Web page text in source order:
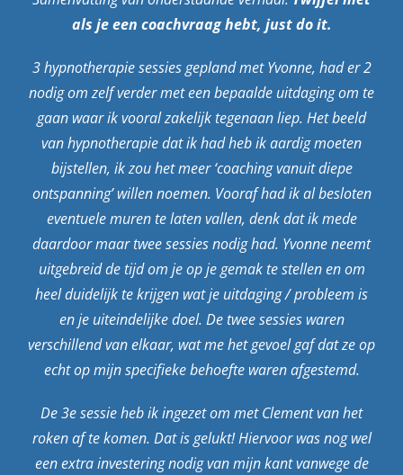
als je een coachvraag hebt, just do it.
3 hypnotherapie sessies gepland met Yvonne, had er 2
nodig om zelf verder met een bepaalde uitdaging om te
gaan waar ik vooral zakelijk tegenaan liep. Het beeld
van hypnotherapie dat ik had heb ik aardig moeten
bijstellen, ik zou het meer ‘coaching vanuit diepe
ontspanning’ willen noemen. Vooraf had ik al besloten
eventuele muren te laten vallen, denk dat ik mede
daardoor maar twee sessies nodig had. Yvonne neemt
uitgebreid de tijd om je op je gemak te stellen en om
heel duidelijk te krijgen wat je uitdaging / probleem is
en je uiteindelijke doel. De twee sessies waren
verschillend van elkaar, wat me het gevoel gaf dat ze op
echt op mijn specifieke behoefte waren afgestemd.
De 3e sessie heb ik ingezet om met Clement van het
roken af te komen. Dat is gelukt! Hiervoor was nog wel
een extra investering nodig van mijn kant vanwege de